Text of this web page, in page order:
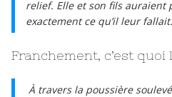
relief. Elle et son fils auraient
exactement ce qu’il leur fallait.
Franchement, c’est
À travers la poussière